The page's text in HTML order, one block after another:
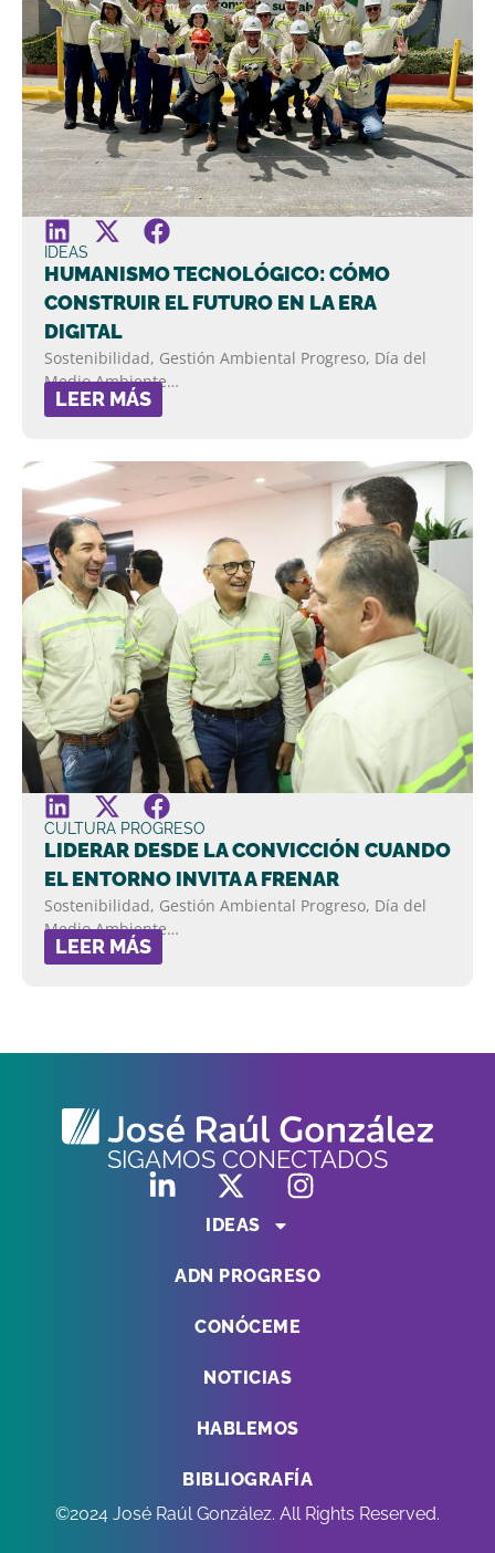
IDEAS
HUMANISMO TECNOLÓGICO: CÓMO
CONSTRUIR EL FUTURO EN LA ERA
DIGITAL
Sostenibilidad, Gestión Ambiental Progreso, Día del
Medio Ambiente…
LEER MÁS
CULTURA PROGRESO
LIDERAR DESDE LA CONVICCIÓN CUANDO
EL ENTORNO INVITA A FRENAR
Sostenibilidad, Gestión Ambiental Progreso, Día del
Medio Ambiente…
LEER MÁS
SIGAMOS CONECTADOS
IDEAS
ADN PROGRESO
CONÓCEME
NOTICIAS
HABLEMOS
BIBLIOGRAFÍA
©2024 José Raúl González. All Rights Reserved.